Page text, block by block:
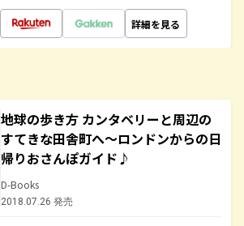
詳細を見る
地球の歩き方 カンタベリーと周辺の
すてきな田舎町へ～ロンドンからの日
帰りおさんぽガイド♪
D-Books
2018.07.26 発売